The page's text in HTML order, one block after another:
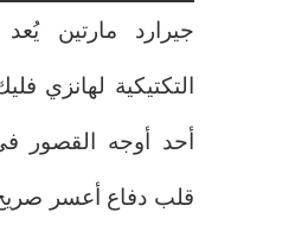
جيرارد مارتين
التكتيكية لهانزي
أحد أوجه القصور
قلب دفاع أعسر صريح